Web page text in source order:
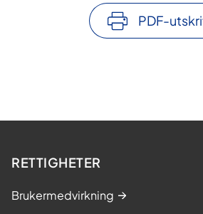
PDF-
RETTIGHETER
Brukermedvirkning